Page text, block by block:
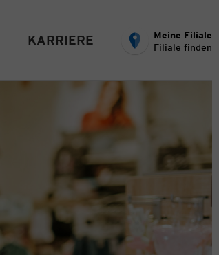
KARRIERE
Meine Filiale
Filiale finden